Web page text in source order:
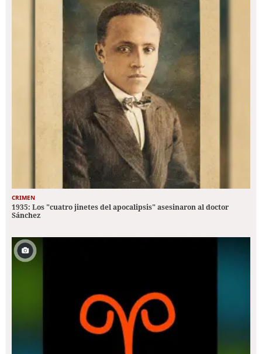
CRIMEN
1935: Los "cuatro jinetes del apocalipsis" asesinaron al doctor
Sánchez